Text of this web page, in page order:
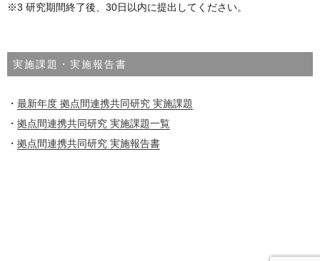
※3 研究期間終了後、30日以内に提出してください。
実施課題・実施報告書
・ 最新年度 拠点間連携共同研究 実施課題
・ 拠点間連携共同研究 実施課題一覧
・ 拠点間連携共同研究 実施報告書